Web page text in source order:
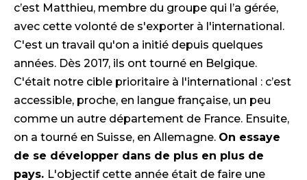
c’est Matthieu, membre du groupe qui l’a gérée,
avec cette volonté de s'exporter à l'international.
C'est un travail qu'on a initié depuis quelques
années. Dès 2017, ils ont tourné en Belgique.
C'était notre cible prioritaire à l'international : c’est
accessible, proche, en langue française, un peu
comme un autre département de France. Ensuite,
on a tourné en Suisse, en Allemagne. On essaye
de se développer dans de plus en plus de
pays. L'objectif cette année était de faire une